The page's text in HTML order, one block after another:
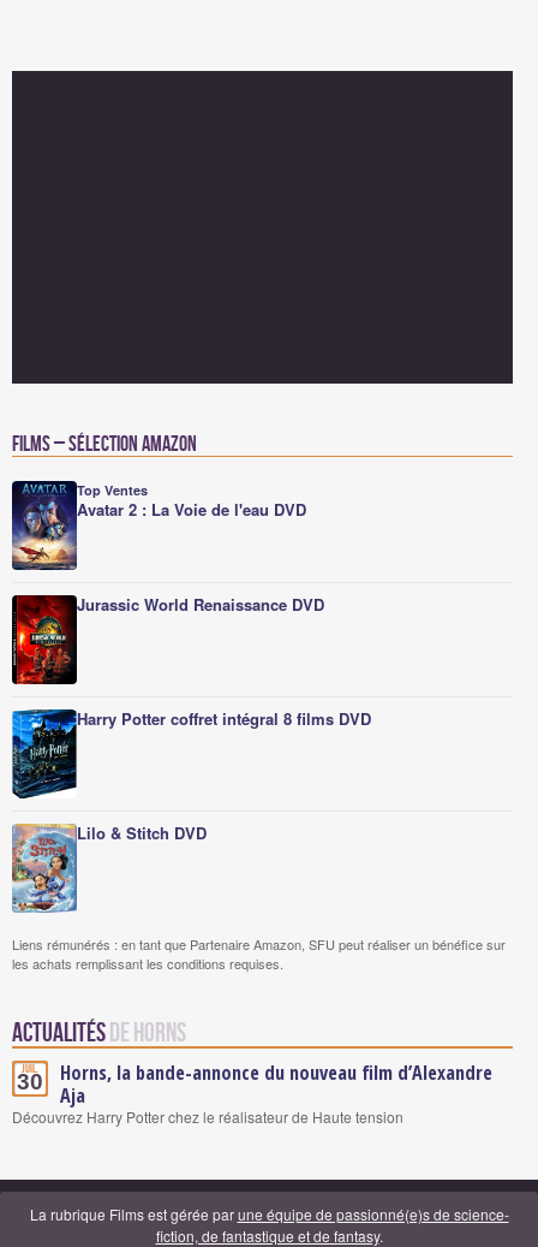
Films – Sélection Amazon
Top Ventes
Avatar 2 : La Voie de l'eau DVD
Jurassic World Renaissance DVD
Harry Potter coffret intégral 8 films DVD
Lilo & Stitch DVD
Liens rémunérés : en tant que Partenaire Amazon, SFU peut réaliser un bénéfice sur
les achats remplissant les conditions requises.
Actualités de Horns
Juil.
30
Horns, la bande-annonce du nouveau film d’Alexandre
Aja
Découvrez Harry Potter chez le réalisateur de Haute tension
La rubrique Films est gérée parune équipe de passionné(e)s de science-
fiction, de fantastique et de fantasy.